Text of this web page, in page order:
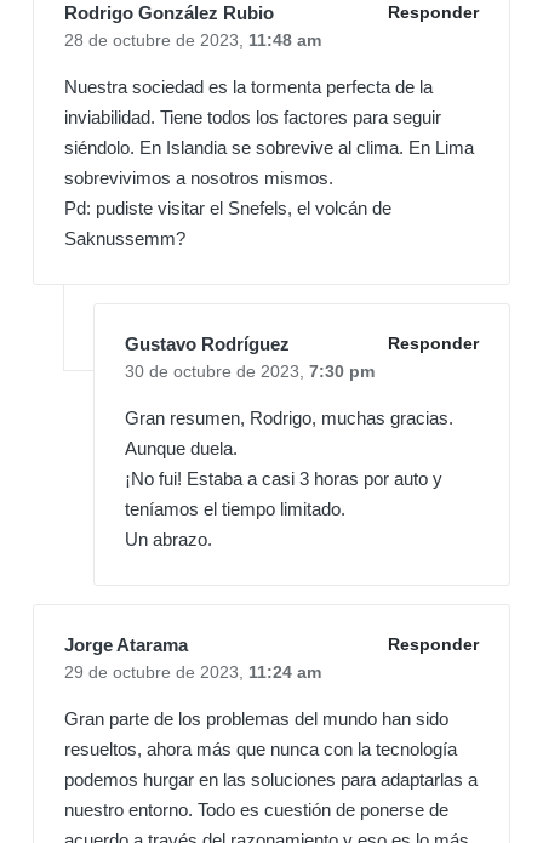
Rodrigo González Rubio
Responder
28 de octubre de 2023, 11:48 am
Nuestra sociedad es la tormenta perfecta de la
inviabilidad. Tiene todos los factores para seguir
siéndolo. En Islandia se sobrevive al clima. En Lima
sobrevivimos a nosotros mismos.
Pd: pudiste visitar el Snefels, el volcán de
Saknussemm?
Gustavo Rodríguez
Responder
30 de octubre de 2023, 7:30 pm
Gran resumen, Rodrigo, muchas gracias.
Aunque duela.
¡No fui! Estaba a casi 3 horas por auto y
teníamos el tiempo limitado.
Un abrazo.
Jorge Atarama
Responder
29 de octubre de 2023, 11:24 am
Gran parte de los problemas del mundo han sido
resueltos, ahora más que nunca con la tecnología
podemos hurgar en las soluciones para adaptarlas a
nuestro entorno. Todo es cuestión de ponerse de